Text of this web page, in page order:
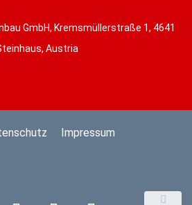
GmbH, Kremsmüllerstraße 1, 4641
Austria
Impressum